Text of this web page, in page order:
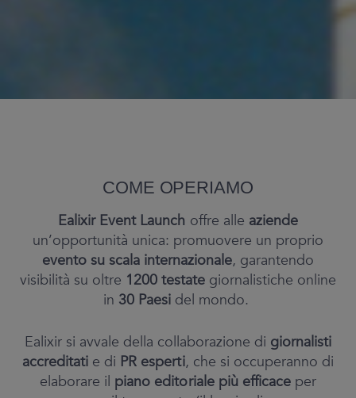
INVESTOR RELATIONS
COME OPERIAMO
Ealixir Event Launch offre alle aziende
un’opportunità unica: promuovere un proprio
evento su scala internazionale, garantendo
visibilità su oltre 1200 testate giornalistiche online
in 30 Paesi del mondo.
Ealixir si avvale della collaborazione di giornalisti
accreditati e di PR esperti, che si occuperanno di
elaborare il piano editoriale più efficaceper